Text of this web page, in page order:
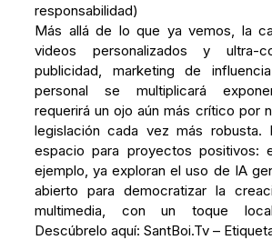
responsabilidad)
Más allá de lo que ya vemos, la
videos personalizados y ultra-
publicidad, marketing de
personal se multiplicará
requerirá un ojo aún más crítico por
legislación cada vez más robusta.
espacio para proyectos positivos:
ejemplo, ya exploran el uso de IA
abierto para democratizar la
multimedia, con un toque
Descúbrelo aquí: SantBoi.Tv –